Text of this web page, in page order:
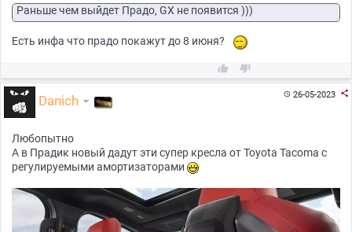
Раньше чем выйдет Прадо, GX не появится )))
Есть инфа что прадо покажут до 8 июня?
 
26-05-2023 
Danich
Любопытно
А в Прадик новый дадут эти супер кресла от Toyota Tacoma с
регулируемыми амортизаторами